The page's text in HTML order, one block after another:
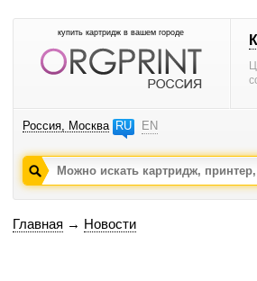
купить картридж в вашем городе
Россия, Москва RU EN
Главная → Новости